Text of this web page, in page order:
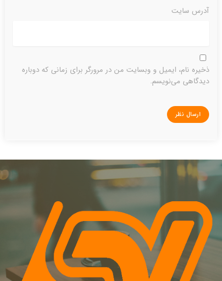
آدرس سایت
ذخیره نام، ایمیل و وبسایت من در مرورگر برای زمانی که دوباره
دیدگاهی می‌نویسم.